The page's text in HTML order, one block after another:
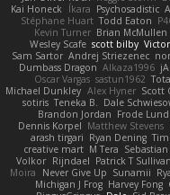
Kai Honeck
Íkara Psychosadistic
Stéphane Huart Todd Eaton
Kevin Turner Brian McMullen
Wesley Scafe scott bilby Victor
Sam Sartor Andrej Striezenec
Dumbass Dragon Alkaza1996
Oscar Vargas sastun1962
Michael Dunkley Alex Hyner Scott
sotiris Teneka B. Dale
Brandon Jordan Frode
Dennis Korpel Matthew Stevens
arash tirgari Ryan Dening
creative mart M Tera Sebastian
Volkor Rijndael Patrick T Sullivan
Moira
Never Give Up Sunamii
Michigan J Frog Harvey Fong